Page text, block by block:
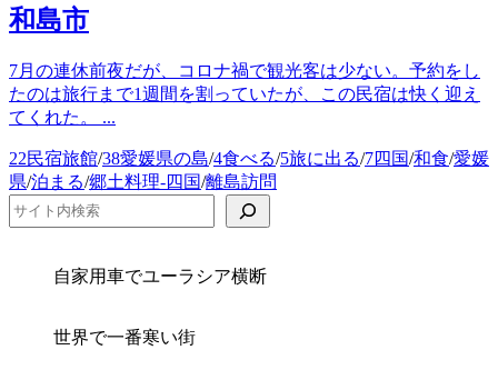
和島市
7月の連休前夜だが、コロナ禍で観光客は少ない。予約をし
たのは旅行まで1週間を割っていたが、この民宿は快く迎え
てくれた。 ...
カ
テ
ゴ
リ
22民宿旅館/38愛媛県の島/4食べる/5旅に出る/7四国/和食/愛媛
県/泊まる/郷土料理-四国/離島訪問
検索
自家用車でユーラシア横断
世界で一番寒い街